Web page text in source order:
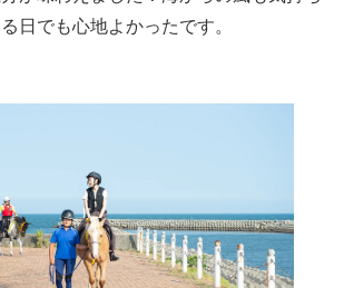
日でも心地よかったです。